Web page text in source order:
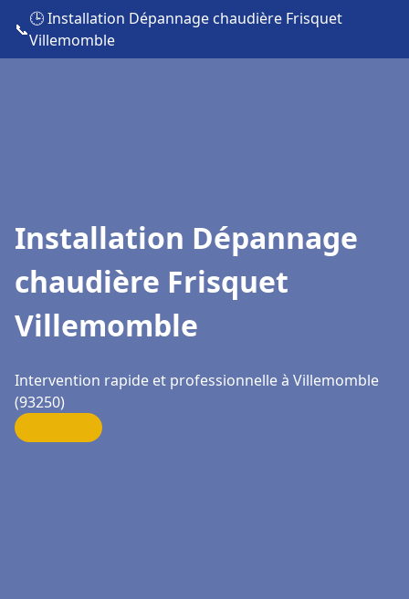
📞
🕒 Installation Dépannage chaudière Frisquet
Villemomble
Installation Dépannage
chaudière Frisquet
Villemomble
Intervention rapide et professionnelle à Villemomble
(93250)